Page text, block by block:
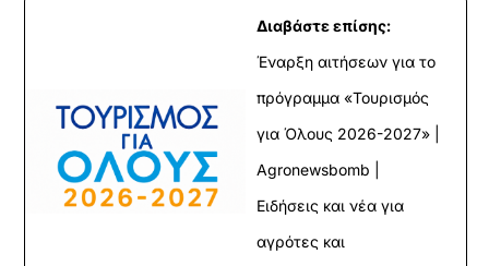
Διαβάστε επίσης:
Έναρξη αιτήσεων για το
πρόγραμμα «Τουρισμός
για Όλους 2026-2027» |
Agronewsbomb |
Ειδήσεις και νέα για
αγρότες και